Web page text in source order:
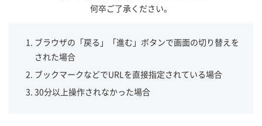
何卒ご了承ください。
ブラウザの「戻る」「進む」ボタンで画面の切り替えを
された場合
ブックマークなどでURLを直接指定されている場合
30分以上操作されなかった場合